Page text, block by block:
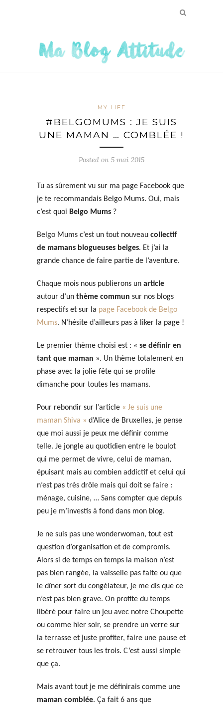
MY LIFE
#BELGOMUMS : JE SUIS
UNE MAMAN … COMBLÉE !
Posted on 5 mai 2015
Tu as sûrement vu sur ma page Facebook que
je te recommandais Belgo Mums. Oui, mais
c’est quoi Belgo Mums ?
Belgo Mums c’est un tout nouveau collectif
de mamans blogueuses belges. Et j’ai la
grande chance de faire partie de l’aventure.
Chaque mois nous publierons un article
autour d’un thème commun sur nos blogs
respectifs et sur la page Facebook de Belgo
Mums. N’hésite d’ailleurs pas à liker la page !
Le premier thème choisi est : « se définir en
tant que maman ». Un thème totalement en
phase avec la jolie fête qui se profile
dimanche pour toutes les mamans.
Pour rebondir sur l’article « Je suis une
maman Shiva » d’Alice de Bruxelles, je pense
que moi aussi je peux me définir comme
telle. Je jongle au quotidien entre le boulot
qui me permet de vivre, celui de maman,
épuisant mais au combien addictif et celui qui
n’est pas très drôle mais qui doit se faire :
ménage, cuisine, … Sans compter que depuis
peu je m’investis à fond dans mon blog.
Je ne suis pas une wonderwoman, tout est
question d’organisation et de compromis.
Alors si de temps en temps la maison n’est
pas bien rangée, la vaisselle pas faite ou que
le dîner sort du congélateur, je me dis que ce
n’est pas bien grave. On profite du temps
libéré pour faire un jeu avec notre Choupette
ou comme hier soir, se prendre un verre sur
la terrasse et juste profiter, faire une pause et
se retrouver tous les trois. C’est aussi simple
que ça.
Mais avant tout je me définirais comme une
maman comblée. Ça fait 6 ans que